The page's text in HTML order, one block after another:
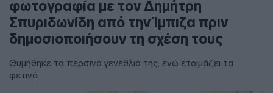
φωτογραφία με τον Δημήτρη
Σπυριδωνίδη από την Ίμπιζα πριν
δημοσιοποιήσουν τη σχέση τους
Θυμήθηκε τα περσινά γενέθλιά της, ενώ ετοιμάζει τα
φετινά